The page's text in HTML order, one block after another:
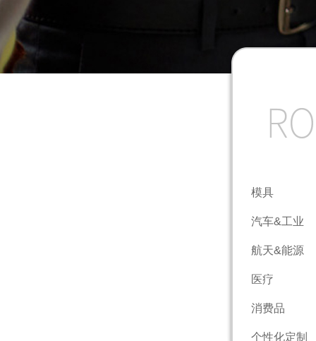
模具
汽车&工业
航天&能源
医疗
消费品
个性化定制